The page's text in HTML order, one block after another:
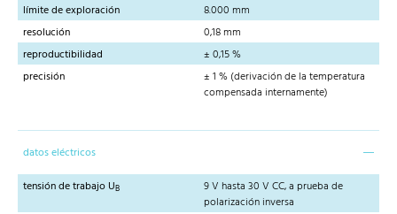
límite de exploración
8.000 mm
resolución
0,18 mm
reproductibilidad
± 0,15 %
precisión
± 1 % (derivación de la temperatura
compensada internamente)
datos eléctricos
tensión de trabajo UB
9 V hasta 30 V CC, a prueba de
polarización inversa